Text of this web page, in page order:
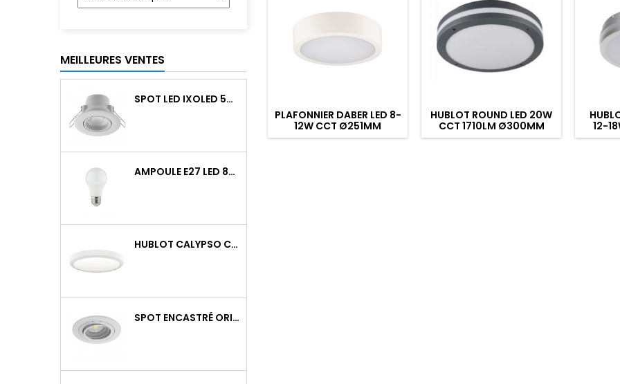
MEILLEURES VENTES
SPOT LED IXOLED 5W ORIENTABLE CCT DIMMABLE 600LM IP65 BLANC BBC
AMPOULE E27 LED 8W RAPID PRO V2 4000K 810LM
HUBLOT CALYPSO CCT 9-18W 2000LM ON/OFF IK10 BLANC
SPOT ENCASTRÉ ORIENTABLE WATTO GU10 AUTO BLANC
PLAFONNIER DABER LED 8-
12W CCT Ø251MM
HUBLOT ROUND LED 20W
CCT 1710LM Ø300MM
ANTHRACITE FONTE D'ALU
12-